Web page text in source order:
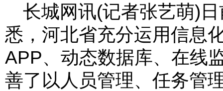
长城网讯(记者张艺萌)
悉，河北省充分运用信息
APP、动态数据库、在线
善了以人员管理、任务管